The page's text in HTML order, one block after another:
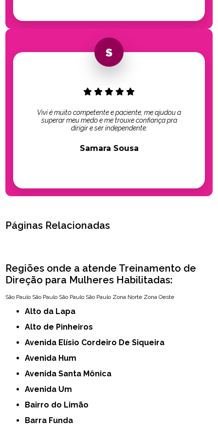
Vivi é muito competente e paciente, me ajudou a
superar meu medo e me trouxe confiança pra
dirigir e ser independente.
Samara Sousa
Páginas Relacionadas
Regiões onde a atende Treinamento de
Direção para Mulheres Habilitadas:
São Paulo São Paulo São Paulo São Paulo Zona Norte Zona Oeste
Alto da Lapa
Alto de Pinheiros
Avenida Elísio Cordeiro De Siqueira
Avenida Hum
Avenida Santa Mônica
Avenida Um
Bairro do Limão
Barra Funda